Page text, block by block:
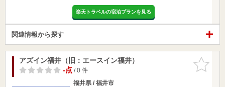
楽天トラベルの宿泊プランを見る
関連情報から探す
お気に入
りに追加
アズイン福井（旧：エースイン福井）
-点/ 0 件
福井県 / 福井市